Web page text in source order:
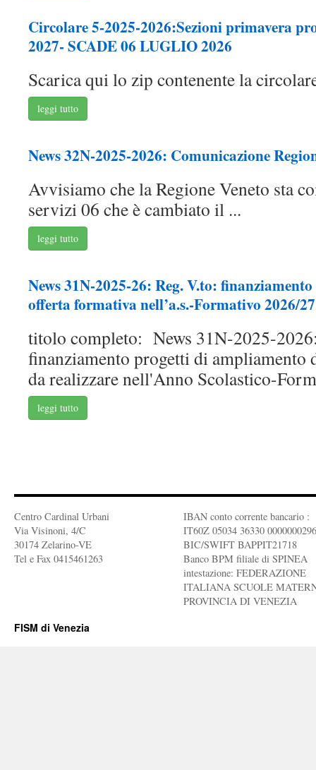
Circolare 5-2025-2026:Sezioni primavera
2027- SCADE 06 LUGLIO 2026
Scarica qui lo zip contenente la
leggi tutto
News 32N-2025-2026: Comunicazione
Avvisiamo che la Regione Veneto sta
servizi 06 che è cambiato il ...
leggi tutto
News 31N-2025-26: Reg. V.to:
offerta formativa nell’a.s.-Formativo 2026/27
titolo completo: News 31N-2025-
finanziamento progetti di
da realizzare nell'Anno Scolastico-
leggi tutto
Centro Cardinal Urbani
Via Visinoni, 4/C
30174 Zelarino-VE
Tel e Fax 0415461263
IBAN conto corrente bancario :
IT60Z 05034 36330
BIC/SWIFT BAPPIT21718
Banco BPM filiale di SPINEA
intestazione: FEDERAZIONE
ITALIANA SCUOLE
PROVINCIA DI VENEZIA
FISM di Venezia